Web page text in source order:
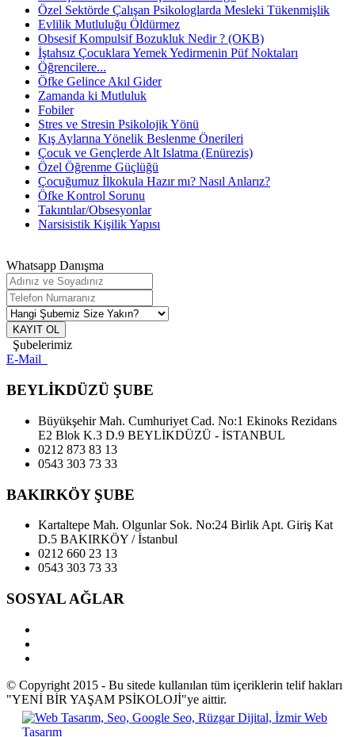
Özel Sektörde Çalışan Psikologlarda Mesleki Tükenmişlik
Evlilik Mutluluğu Öldürmez
Obsesif Kompulsif Bozukluk Nedir ? (OKB)
İştahsız Çocuklara Yemek Yedirmenin Püf Noktaları
Öğrencilere...
Öfke Gelince Akıl Gider
Zamanda ki Mutluluk
Fobiler
Stres ve Stresin Psikolojik Yönü
Kış Aylarına Yönelik Beslenme Önerileri
Çocuk ve Gençlerde Alt Islatma (Enürezis)
Özel Öğrenme Güçlüğü
Çocuğumuz İlkokula Hazır mı? Nasıl Anlarız?
Öfke Kontrol Sorunu
Takıntılar/Obsesyonlar
Narsisistik Kişilik Yapısı
Whatsapp Danışma
KAYIT OL
Şubelerimiz
E-Mail
BEYLİKDÜZÜ ŞUBE
Büyükşehir Mah. Cumhuriyet Cad. No:1 Ekinoks Rezidans
E2 Blok K.3 D.9 BEYLİKDÜZÜ - İSTANBUL
0212 873 83 13
0543 303 73 33
BAKIRKÖY ŞUBE
Kartaltepe Mah. Olgunlar Sok. No:24 Birlik Apt. Giriş Kat
D.5 BAKIRKÖY / İstanbul
0212 660 23 13
0543 303 73 33
SOSYAL AĞLAR
© Copyright 2015 - Bu sitede kullanılan tüm içeriklerin telif hakları
"YENİ BİR YAŞAM PSİKOLOJİ"ye aittir.